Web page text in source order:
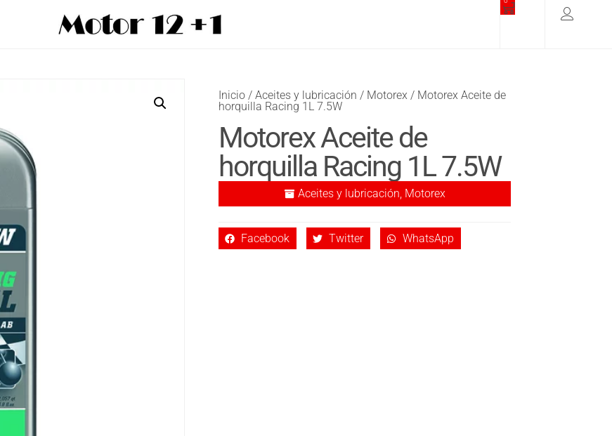
Inicio / Aceites y lubricación / Motorex / Motorex Aceite de
horquilla Racing 1L 7.5W
Motorex Aceite de
horquilla Racing 1L 7.5W
Aceites y lubricación, Motorex
Facebook Twitter WhatsApp